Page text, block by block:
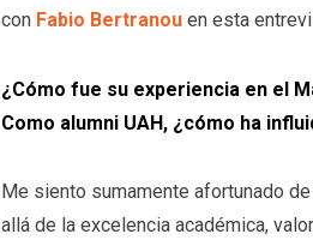
con Fabio Bertranou en esta
¿Cómo fue su experiencia en el
Como alumni UAH, ¿cómo ha
Me siento sumamente afortunado
allá de la excelencia académica,